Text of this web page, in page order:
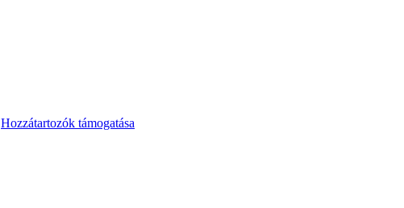
Hozzátartozók támogatása